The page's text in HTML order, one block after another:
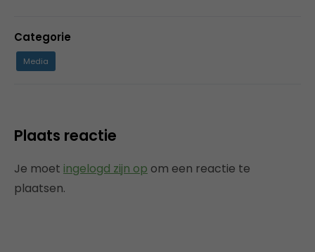
Categorie
Media
Plaats reactie
Je moet ingelogd zijn op om een reactie te
plaatsen.